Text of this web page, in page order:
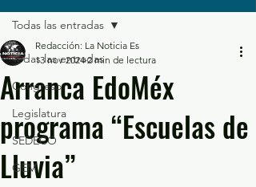
Todas las entradas
Congreso
Legislatura
SEDECO
GEM
Todas las entradas
Arranca EdoMéx
programa “Escuelas de
Lluvia”
Redacción: La Noticia Es
13 nov 2024 2 min de lectura